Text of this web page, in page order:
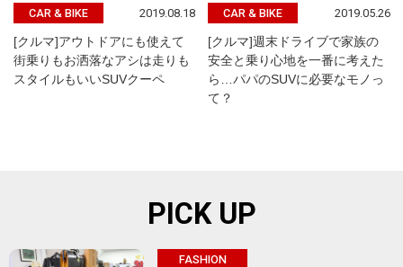
CAR & BIKE 2019.08.18
[クルマ]アウトドアにも使えて
街乗りもお洒落なアシは走りも
スタイルもいいSUVクーペ
CAR & BIKE 2019.05.26
[クルマ]週末ドライブで家族の
安全と乗り心地を一番に考えた
ら…パパのSUVに必要なモノっ
て？
PICK UP
FASHION